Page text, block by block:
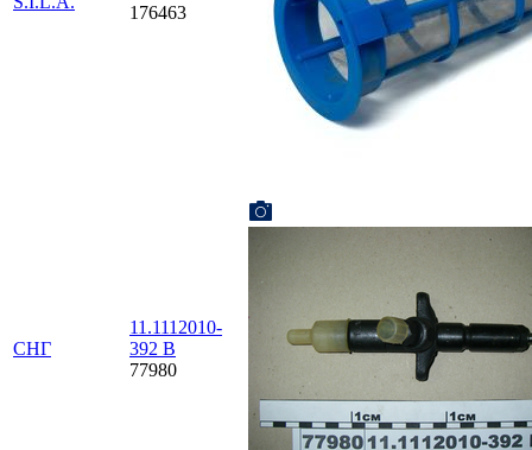
176463
СНГ
11.1112010-
392 В
77980